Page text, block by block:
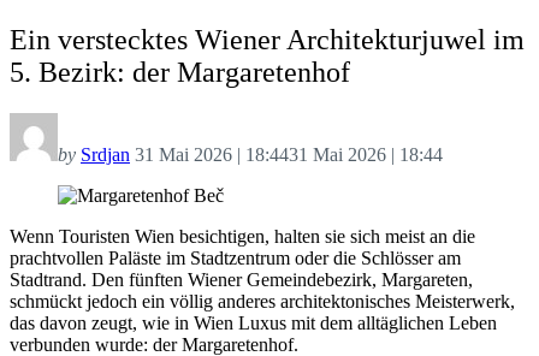
Ein verstecktes Wiener Architekturjuwel im
5. Bezirk: der Margaretenhof
by Srdjan 31 Mai 2026 | 18:4431 Mai 2026 | 18:44
Wenn Touristen Wien besichtigen, halten sie sich meist an die
prachtvollen Paläste im Stadtzentrum oder die Schlösser am
Stadtrand. Den fünften Wiener Gemeindebezirk, Margareten,
schmückt jedoch ein völlig anderes architektonisches Meisterwerk,
das davon zeugt, wie in Wien Luxus mit dem alltäglichen Leben
verbunden wurde: der Margaretenhof.